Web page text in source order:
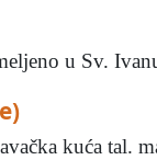
u Sv.
kuća tal.